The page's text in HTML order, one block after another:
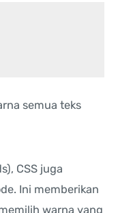
semua teks
CSS juga
Ini memberikan
warna yang